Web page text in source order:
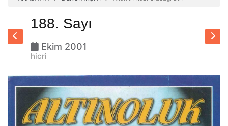
188. Sayı
Ekim 2001
hicri